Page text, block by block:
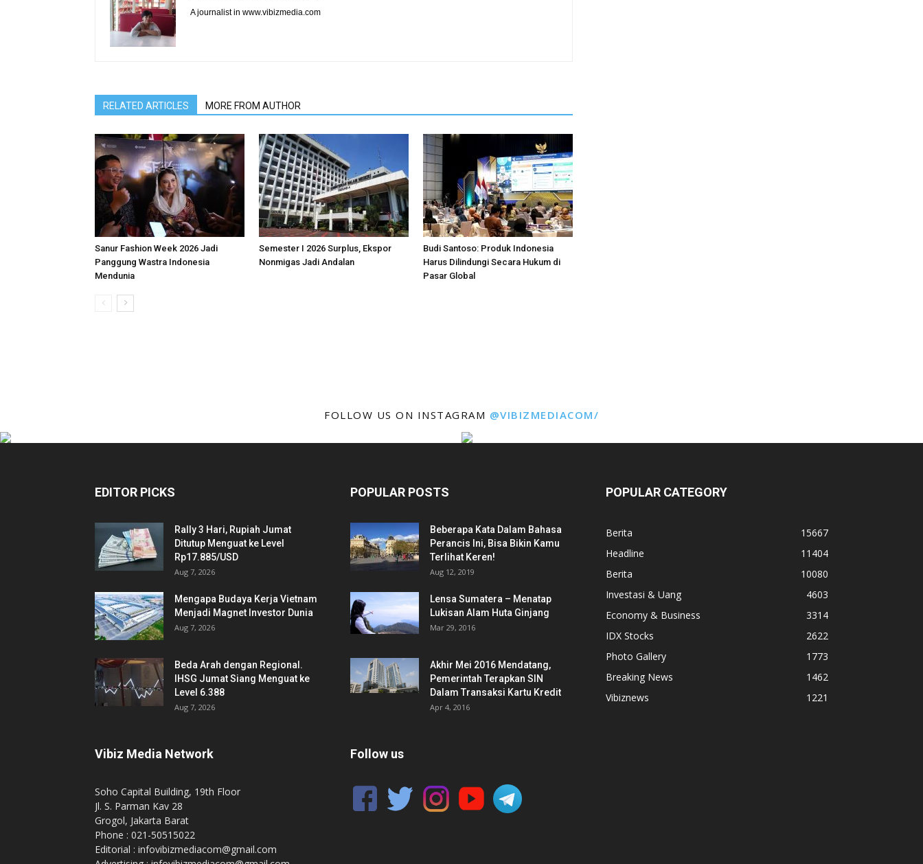
A journalist in www.vibizmedia.com
RELATED ARTICLES MORE FROM AUTHOR
Sanur Fashion Week 2026 Jadi
Panggung Wastra Indonesia
Mendunia
Semester I 2026 Surplus, Ekspor
Nonmigas Jadi Andalan
Budi Santoso: Produk Indonesia
Harus Dilindungi Secara Hukum di
Pasar Global
FOLLOW US ON INSTAGRAM @VIBIZMEDIACOM/
EDITOR PICKS
Rally 3 Hari, Rupiah Jumat
Ditutup Menguat ke Level
Rp17.885/USD
Aug 7, 2026
Mengapa Budaya Kerja Vietnam
Menjadi Magnet Investor Dunia
Aug 7, 2026
Beda Arah dengan Regional.
IHSG Jumat Siang Menguat ke
Level 6.388
Aug 7, 2026
Vibiz Media Network
Soho Capital Building, 19th Floor
Jl. S. Parman Kav 28
Grogol, Jakarta Barat
Phone : 021-50515022
Editorial : infovibizmediacom@gmail.com
POPULAR POSTS
Beberapa Kata Dalam Bahasa
Perancis Ini, Bisa Bikin Kamu
Terlihat Keren!
Aug 12, 2019
Lensa Sumatera – Menatap
Lukisan Alam Huta Ginjang
Mar 29, 2016
Akhir Mei 2016 Mendatang,
Pemerintah Terapkan SIN
Dalam Transaksi Kartu Kredit
Apr 4, 2016
Follow us
POPULAR CATEGORY
Berita
15667
Headline
11404
Berita
10080
Investasi & Uang
4603
Economy & Business
3314
IDX Stocks
2622
Photo Gallery
1773
Breaking News
1462
Vibiznews
1221